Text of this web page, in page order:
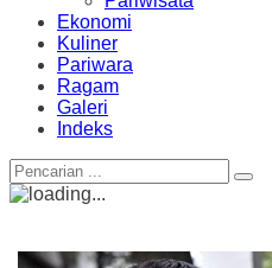
Ekonomi
Kuliner
Pariwara
Ragam
Galeri
Indeks